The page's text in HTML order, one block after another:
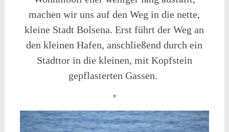
machen wir uns auf den Weg in die nette,
kleine Stadt Bolsena. Erst führt der Weg an
den kleinen Hafen, anschließend durch ein
Stadttor in die kleinen, mit Kopfstein
gepflasterten Gassen.
*